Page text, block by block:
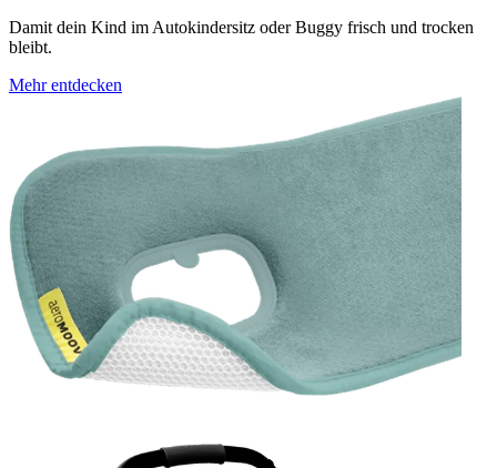
Damit dein Kind im Autokindersitz oder Buggy frisch und trocken
bleibt.
Mehr entdecken